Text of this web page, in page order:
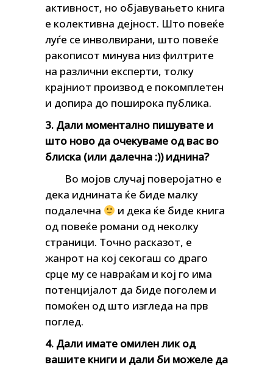
активност, но објавувањето книга
е колективна дејност. Што повеќе
луѓе се инволвирани, што повеќе
ракописот минува низ филтрите
на различни експерти, толку
крајниот производ е покомплетен
и допира до поширока публика.
3. Дали моментално пишувате и
што ново да очекуваме од вас во
блиска (или далечна :)) иднина?
Во мојов случај поверојатно е
дека иднината ќе биде малку
подалечна
и дека ќе биде книга
од повеќе романи од неколку
страници. Точно расказот, е
жанрот на кој секогаш со драго
срце му се навраќам и кој го има
потенцијалот да биде поголем и
помоќен од што изгледа на прв
поглед.
4. Дали имате омилен лик од
вашите книги и дали би можеле да